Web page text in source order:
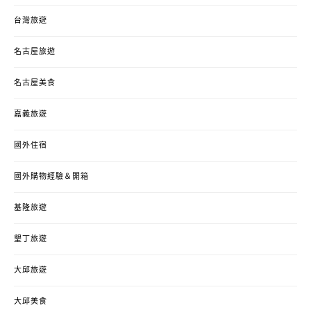
台灣旅遊
名古屋旅遊
名古屋美食
嘉義旅遊
國外住宿
國外購物經驗＆開箱
基隆旅遊
墾丁旅遊
大邱旅遊
大邱美食